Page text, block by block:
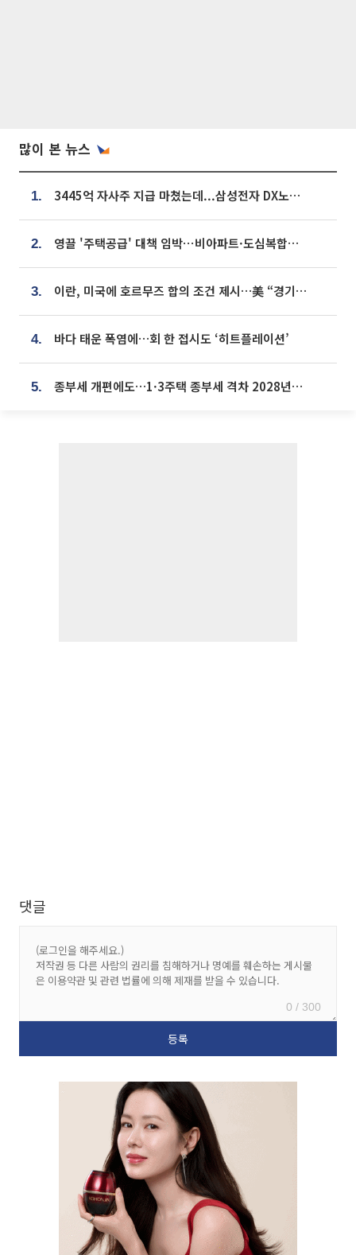
많이 본 뉴스
1. 3445억 자사주 지급 마쳤는데...삼성전자 DX노조, 뒤늦은 '떼쓰기 집회'
2. 영끌 '주택공급' 대책 임박⋯비아파트·도심복합까지 총동원
3. 이란, 미국에 호르무즈 합의 조건 제시…美 “경기 아직 안 끝나” [종합]
4. 바다 태운 폭염에…회 한 접시도 ‘히트플레이션’
5. 종부세 개편에도…1·3주택 종부세 격차 2028년부터 확대
댓글
0 / 300